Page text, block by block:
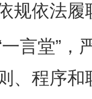
规依法
堂”，
、程序和